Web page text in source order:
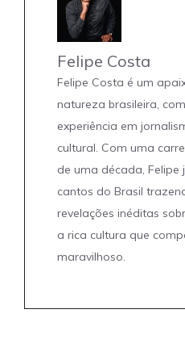
Felipe Costa
Felipe Costa é um
natureza brasileira,
experiência em
cultural. Com uma
de uma década, Felipe
cantos do Brasil
revelações inéditas
a rica cultura que
maravilhoso.